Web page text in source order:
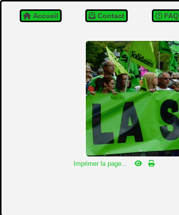
Accueil Contact FAQ
Imprimer la page...